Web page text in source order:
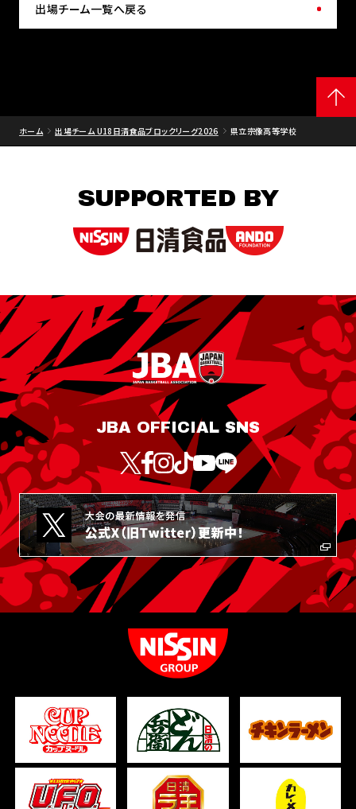
出場チーム一覧へ戻る
ホーム 出場チーム U18日清食品ブロックリーグ2026 県立宗像高等学校
SUPPORTED BY
JBA OFFICIAL SNS